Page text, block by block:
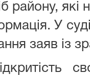
району,
У
заяв із